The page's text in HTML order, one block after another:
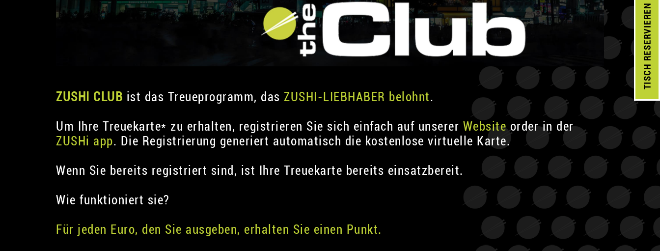
TISCH
RESERVIEREN
ZUSHI CLUB ist das Treueprogramm, das ZUSHI-LIEBHABER belohnt.
Um Ihre Treuekarte* zu erhalten, registrieren Sie sich einfach auf unserer Websiteorder in der
ZUSHi app. Die Registrierung generiert automatisch die kostenlose virtuelle Karte.
Wenn Sie bereits registriert sind, ist Ihre Treuekarte bereits einsatzbereit.
Wie funktioniert sie?
Für jeden Euro, den Sie ausgeben, erhalten Sie einen Punkt.